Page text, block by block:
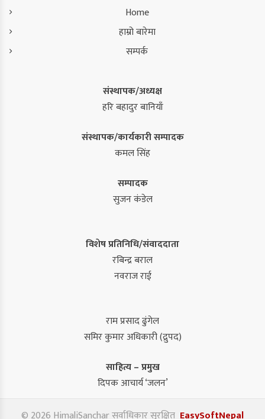
Home
हाम्रो बारेमा
सम्पर्क
संस्थापक/अध्यक्ष
हरि बहादुर बानियाँ
संस्थापक/कार्यकारी सम्पादक
कमल सिंह
सम्पादक
सुजन कंडेल
विशेष प्रतिनिधि/संवाददाता
रबिन्द्र बराल
नवराज राई
राम प्रसाद ढुंगेल
समिर कुमार अधिकारी (द्रुपद)
साहित्य – प्रमुख
दिपक आचार्य ‘जलन’